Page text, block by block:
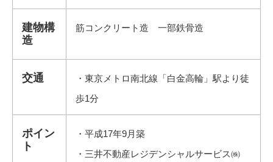
建物構
造
筋コンクリート造 一部鉄骨造
交通
・東京メトロ南北線「白金高輪」駅より徒
歩1分
ポイン
ト
・平成17年9月築
・三井不動産レジデンシャルサービス㈱